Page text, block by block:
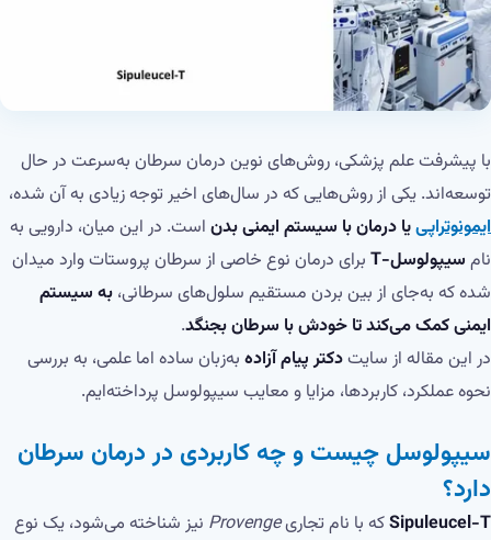
با پیشرفت علم پزشکی، روش‌های نوین درمان سرطان به‌سرعت در حال
توسعه‌اند. یکی از روش‌هایی که در سال‌های اخیر توجه زیادی به آن شده،
ایمونوتراپییا درمان با سیستم ایمنی بدن است. در این میان، دارویی به
نام سیپولوسل-T
برای درمان نوع خاصی از سرطان پروستات وارد میدان
شده که به‌جای از بین بردن مستقیم سلول‌های سرطانی، به سیستم
ایمنی کمک می‌کند تا خودش با سرطان بجنگد.
در این مقاله از سایتدکتر پیام آزاده به‌زبان ساده اما علمی، به بررسی
نحوه عملکرد، کاربردها، مزایا و معایب سیپولوسل پرداخته‌ایم.
سیپولوسل چیست و چه کاربردی در درمان سرطان
دارد؟
Sipuleucel-Tکه با نام تجاریProvenge نیز شناخته می‌شود، یک نوع